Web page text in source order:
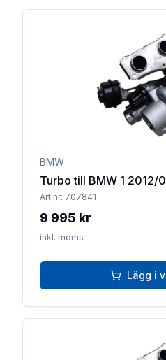
BMW
Turbo till BMW 1 2012/
Art.nr: 707841
9 995 kr
inkl. moms
Lägg i